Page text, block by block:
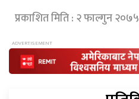
प्रकाशित मिति : २ फाल्गुन